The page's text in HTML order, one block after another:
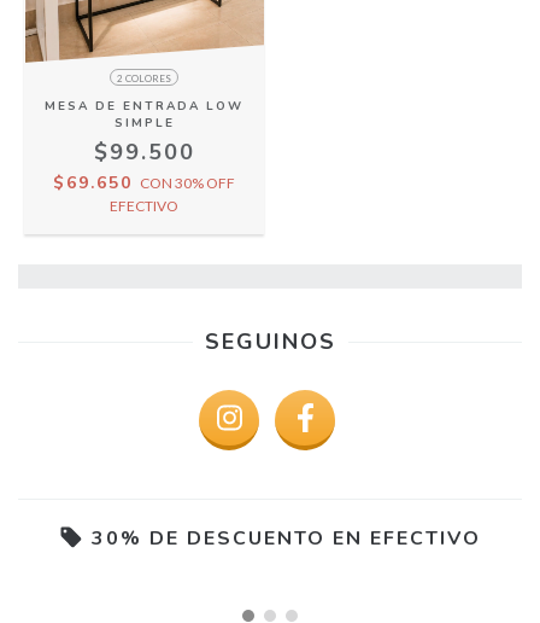
2 COLORES
MESA DE ENTRADA LOW
SIMPLE
$99.500
$69.650 CON 30% OFF
EFECTIVO
SEGUINOS
30% DE DESCUENTO EN EFECTIVO